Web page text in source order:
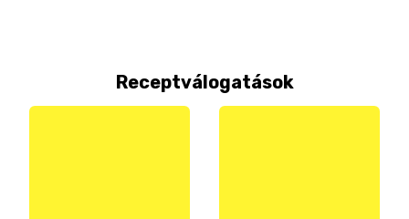
Receptválogatások